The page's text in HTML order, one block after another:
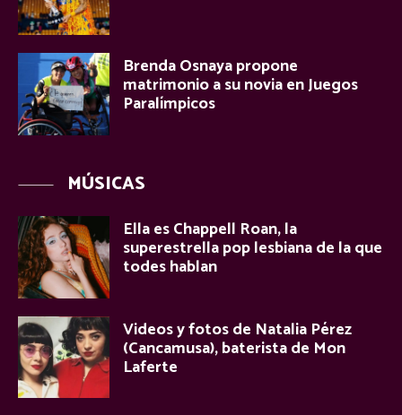
Brenda Osnaya propone
matrimonio a su novia en Juegos
Paralímpicos
MÚSICAS
Ella es Chappell Roan, la
superestrella pop lesbiana de la que
todes hablan
Videos y fotos de Natalia Pérez
(Cancamusa), baterista de Mon
Laferte